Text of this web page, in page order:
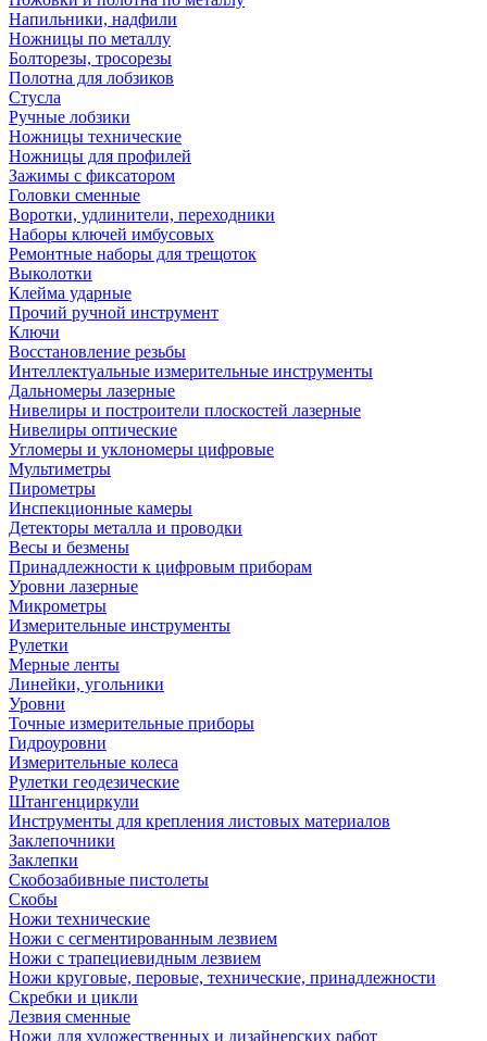
Напильники, надфили
Ножницы по металлу
Болторезы, тросорезы
Полотна для лобзиков
Стусла
Ручные лобзики
Ножницы технические
Ножницы для профилей
Зажимы с фиксатором
Головки сменные
Воротки, удлинители, переходники
Наборы ключей имбусовых
Ремонтные наборы для трещоток
Выколотки
Клейма ударные
Прочий ручной инструмент
Ключи
Восстановление резьбы
Интеллектуальные измерительные инструменты
Дальномеры лазерные
Нивелиры и построители плоскостей лазерные
Нивелиры оптические
Угломеры и уклономеры цифровые
Мультиметры
Пирометры
Инспекционные камеры
Детекторы металла и проводки
Весы и безмены
Принадлежности к цифровым приборам
Уровни лазерные
Микрометры
Измерительные инструменты
Рулетки
Мерные ленты
Линейки, угольники
Уровни
Точные измерительные приборы
Гидроуровни
Измерительные колеса
Рулетки геодезические
Штангенциркули
Инструменты для крепления листовых материалов
Заклепочники
Заклепки
Скобозабивные пистолеты
Скобы
Ножи технические
Ножи с сегментированным лезвием
Ножи с трапециевидным лезвием
Ножи круговые, перовые, технические, принадлежности
Скребки и цикли
Лезвия сменные
Ножи для художественных и дизайнерских работ